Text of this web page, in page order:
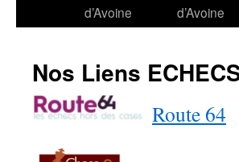
d’Avoine
d’Avoine
Nos Liens
Route 64